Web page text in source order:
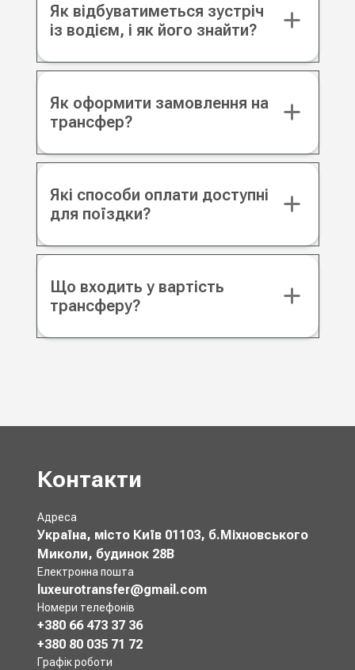
Як відбуватиметься зустріч
із водієм, і як його знайти?
Як оформити замовлення на
трансфер?
Які способи оплати доступні
для поїздки?
Що входить у вартість
трансферу?
Контакти
Адреса
Україна, місто Київ 01103, б.Міхновського
Миколи, будинок 28В
Електронна пошта
luxeurotransfer@gmail.com
Номери телефонів
+380 66 473 37 36
+380 80 035 71 72
Графік роботи